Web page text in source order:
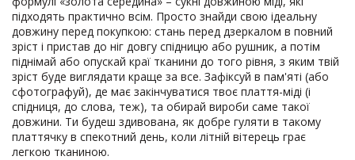
підходять практично всім. Просто знайди свою ідеальну
довжину перед покупкою: стань перед дзеркалом в повний
зріст і пристав до ніг довгу спідницю або рушник, а потім
піднімай або опускай краї тканини до того рівня, з яким твій
зріст буде виглядати краще за все. Зафіксуй в пам'яті (або
сфотографуй), де має закінчуватися твоє плаття-міді (і
спідниця, до слова, теж), та обирай вироби саме такої
довжини. Ти будеш здивована, як добре гуляти в такому
платтячку в спекотний день, коли літній вітерець грає
легкою тканиною.